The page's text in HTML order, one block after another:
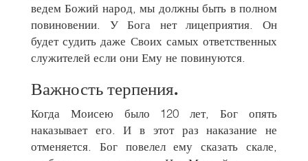
ведем Божий народ, мы должны быть в полном
повиновении. У Бога нет лицеприятия. Он
будет судить даже Своих самых ответственных
служителей если они Ему не повинуются.
Важность терпения.
Когда Моисею было 120 лет, Бог опять
наказывает его. И в этот раз наказание не
отменяется. Бог повелел ему сказать скале,